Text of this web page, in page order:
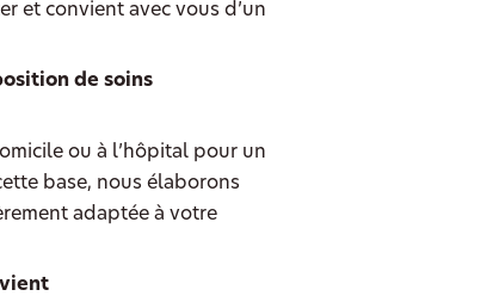
et convient avec vous d’un
de soins
ou à l’hôpital pour un
base, nous élaborons
adaptée à votre